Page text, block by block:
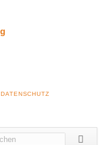
DATENSCHUTZ